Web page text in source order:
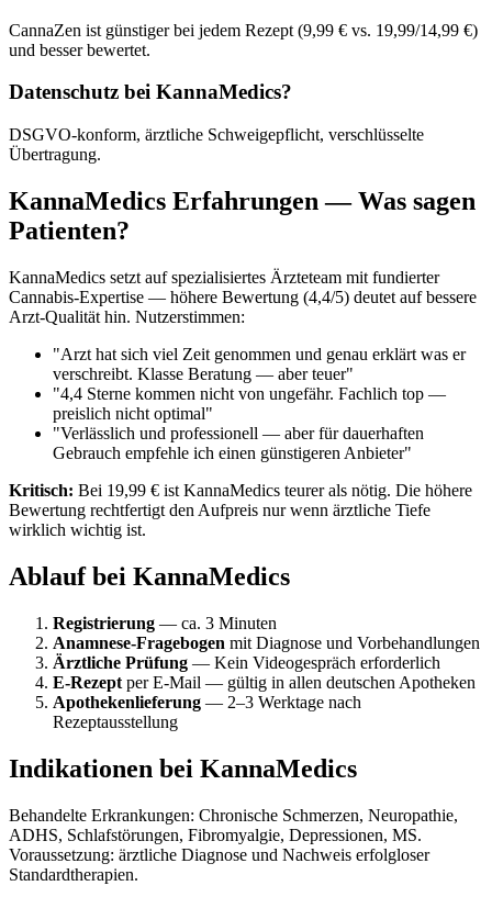
CannaZen ist günstiger bei jedem Rezept (9,99 € vs. 19,99/14,99 €)
und besser bewertet.
Datenschutz bei KannaMedics?
DSGVO-konform, ärztliche Schweigepflicht, verschlüsselte
Übertragung.
KannaMedics Erfahrungen — Was sagen
Patienten?
KannaMedics setzt auf spezialisiertes Ärzteteam mit fundierter
Cannabis-Expertise — höhere Bewertung (4,4/5) deutet auf bessere
Arzt-Qualität hin. Nutzerstimmen:
"Arzt hat sich viel Zeit genommen und genau erklärt was er
verschreibt. Klasse Beratung — aber teuer"
"4,4 Sterne kommen nicht von ungefähr. Fachlich top —
preislich nicht optimal"
"Verlässlich und professionell — aber für dauerhaften
Gebrauch empfehle ich einen günstigeren Anbieter"
Kritisch: Bei 19,99 € ist KannaMedics teurer als nötig. Die höhere
Bewertung rechtfertigt den Aufpreis nur wenn ärztliche Tiefe
wirklich wichtig ist.
Ablauf bei KannaMedics
Registrierung — ca. 3 Minuten
Anamnese-Fragebogen mit Diagnose und Vorbehandlungen
Ärztliche Prüfung — Kein Videogespräch erforderlich
E-Rezept per E-Mail — gültig in allen deutschen Apotheken
Apothekenlieferung — 2–3 Werktage nach
Rezeptausstellung
Indikationen bei KannaMedics
Behandelte Erkrankungen: Chronische Schmerzen, Neuropathie,
ADHS, Schlafstörungen, Fibromyalgie, Depressionen, MS.
Voraussetzung: ärztliche Diagnose und Nachweis erfolgloser
Standardtherapien.